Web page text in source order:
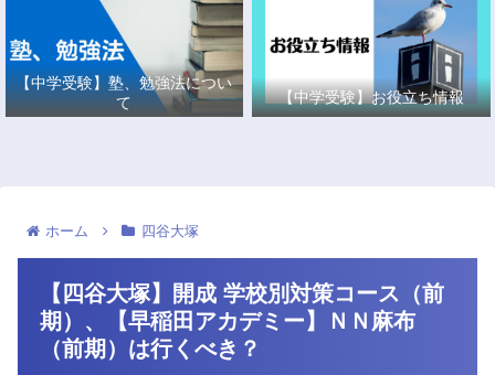
【中学受験】塾、勉強法につい
て
【中学受験】お役立ち情報
ホーム 四谷大塚
【四谷大塚】開成 学校別対策コース（前
期）、【早稲田アカデミー】ＮＮ麻布
（前期）は行くべき？